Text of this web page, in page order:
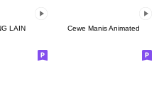
LAIN Cewe Manis Animated